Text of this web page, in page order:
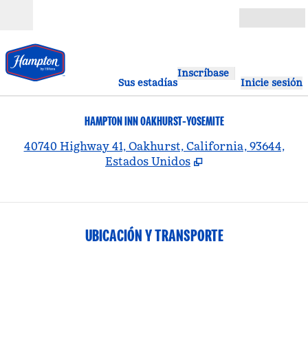
Sus estadías
Inscríbase
Inicie sesión
HAMPTON INN OAKHURST-YOSEMITE
40740 Highway 41, Oakhurst, California, 93644,
Estados Unidos
UBICACIÓN Y TRANSPORTE